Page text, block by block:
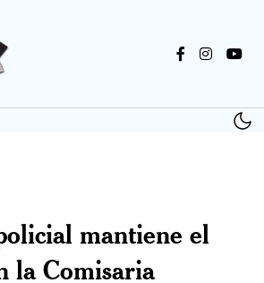
mantiene el
la Comisaria